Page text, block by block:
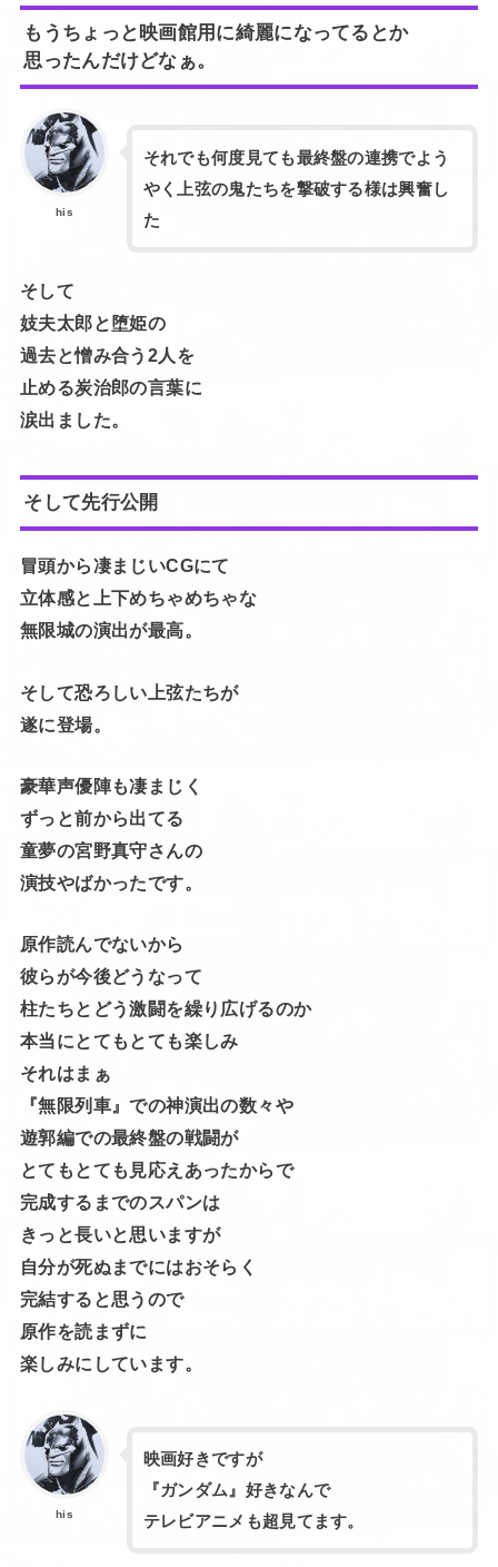
もうちょっと映画館用に綺麗になってるとか
思ったんだけどなぁ。
his
それでも何度見ても最終盤の連携でよう
やく上弦の鬼たちを撃破する様は興奮し
た
そして
妓夫太郎と堕姫の
過去と憎み合う2人を
止める炭治郎の言葉に
涙出ました。
そして先行公開
冒頭から凄まじいCGにて
立体感と上下めちゃめちゃな
無限城の演出が最高。
そして恐ろしい上弦たちが
遂に登場。
豪華声優陣も凄まじく
ずっと前から出てる
童夢の宮野真守さんの
演技やばかったです。
原作読んでないから
彼らが今後どうなって
柱たちとどう激闘を繰り広げるのか
本当にとてもとても楽しみ
それはまぁ
『無限列車』での神演出の数々や
遊郭編での最終盤の戦闘が
とてもとても見応えあったからで
完成するまでのスパンは
きっと長いと思いますが
自分が死ぬまでにはおそらく
完結すると思うので
原作を読まずに
楽しみにしています。
his
映画好きですが
『ガンダム』好きなんで
テレビアニメも超見てます。